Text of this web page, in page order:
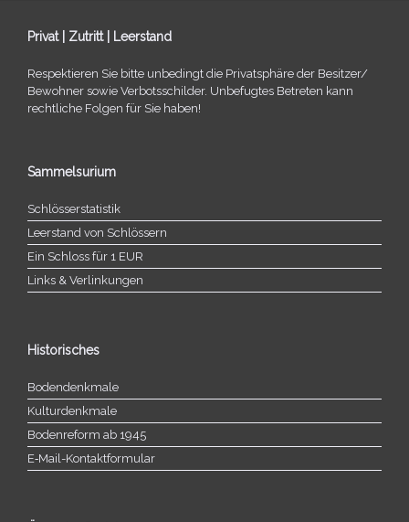
Privat | Zutritt | Leerstand
Respektieren Sie bitte unbe­dingt die Privatsphäre der Besitzer/​
Bewohner sowie Verbotsschilder. Unbefugtes Betreten kann
recht­li­che Folgen für Sie haben!
Sammelsurium
Schlösserstatistik
Leerstand von Schlössern
Ein Schloss für 1 EUR
Links & Verlinkungen
Historisches
Bodendenkmale
Kulturdenkmale
Bodenreform ab 1945
E‑Mail-​​Kontaktformular